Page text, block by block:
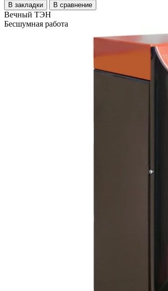
В закладки В сравнение
Вечный ТЭН
Бесшумная работа